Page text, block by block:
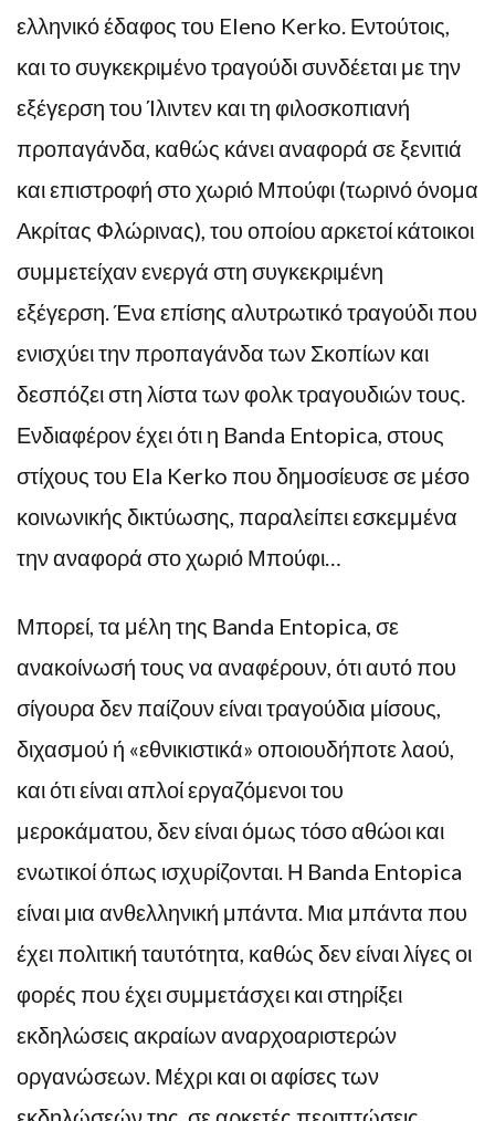
ελληνικό έδαφος του Eleno Kerko. Εντούτοις,
και το συγκεκριμένο τραγούδι συνδέεται με την
εξέγερση του Ίλιντεν και τη φιλοσκοπιανή
προπαγάνδα, καθώς κάνει αναφορά σε ξενιτιά
και επιστροφή στο χωριό Μπούφι (τωρινό όνομα
Ακρίτας Φλώρινας), του οποίου αρκετοί κάτοικοι
συμμετείχαν ενεργά στη συγκεκριμένη
εξέγερση. Ένα επίσης αλυτρωτικό τραγούδι που
ενισχύει την προπαγάνδα των Σκοπίων και
δεσπόζει στη λίστα των φολκ τραγουδιών τους.
Ενδιαφέρον έχει ότι η Banda Entopica, στους
στίχους του Ela Kerko που δημοσίευσε σε μέσο
κοινωνικής δικτύωσης, παραλείπει εσκεμμένα
την αναφορά στο χωριό Μπούφι…
Μπορεί, τα μέλη της Βanda Entopica, σε
ανακοίνωσή τους να αναφέρουν, ότι αυτό που
σίγουρα δεν παίζουν είναι τραγούδια μίσους,
διχασμού ή «εθνικιστικά» οποιουδήποτε λαού,
και ότι είναι απλοί εργαζόμενοι του
μεροκάματου, δεν είναι όμως τόσο αθώοι και
ενωτικοί όπως ισχυρίζονται. Η Banda Entopica
είναι μια ανθελληνική μπάντα. Μια μπάντα που
έχει πολιτική ταυτότητα, καθώς δεν είναι λίγες οι
φορές που έχει συμμετάσχει και στηρίξει
εκδηλώσεις ακραίων αναρχοαριστερών
οργανώσεων. Μέχρι και οι αφίσες των